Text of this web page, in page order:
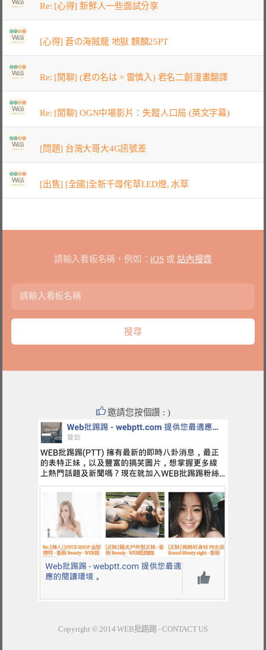
Re: [心得] 新鮮人一些面試分享
[心得] 蒼の海賊龍 地獄 麒麟25PT
Re: [閒聊] (君の名は。雷慎入) 君名二創漫畫翻譯
Re: [閒聊] OGN中場影片：失蹤人口局 (英文字幕)
[問題] 台灣大哥大4G訊號差
[出售] [全國]全新千尋侘草LED燈, 水草
請輸入看板名稱，例如： iOS或 站內搜尋
邀請您按個讚 : )
Copyright © 2014WEB批踢踢-CONTACT US